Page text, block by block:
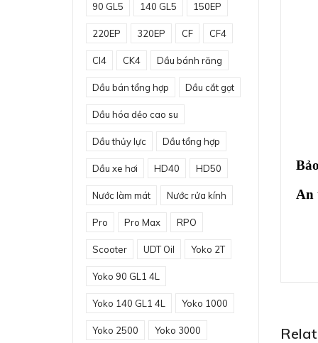
An
90 GL5 140 GL5 150EP
220EP 320EP CF CF4
CI4 CK4 Dầu bánh răng
Dầu bán tổng hợp Dầu cắt gọt
Dầu hóa dẻo cao su
Dầu thủy lực Dầu tổng hợp
Dầu xe hơi HD40 HD50
Nước làm mát Nước rửa kính
Pro Pro Max RPO
Scooter UDT Oil Yoko 2T
Yoko 90 GL1 4L
Yoko 140 GL1 4L Yoko 1000
Yoko 2500 Yoko 3000